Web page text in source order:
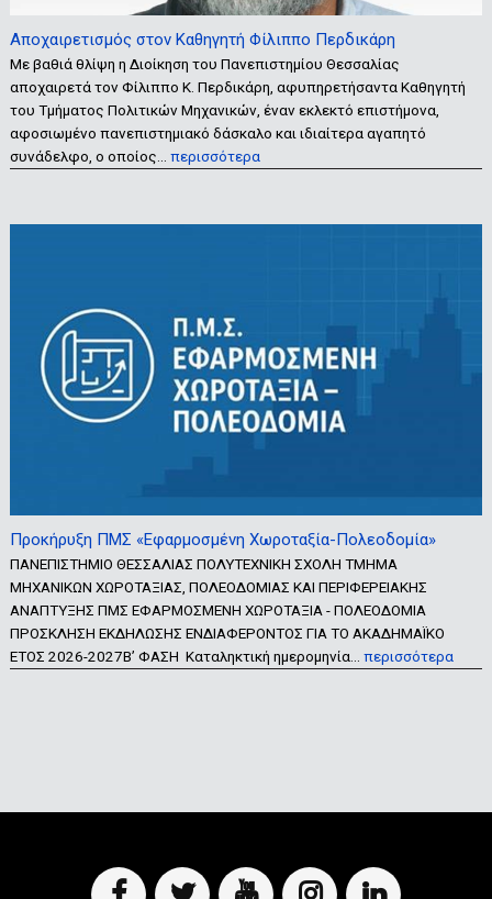
Αποχαιρετισμός στον Καθηγητή Φίλιππο Περδικάρη
Με βαθιά θλίψη η Διοίκηση του Πανεπιστημίου Θεσσαλίας
αποχαιρετά τον Φίλιππο Κ. Περδικάρη, αφυπηρετήσαντα Καθηγητή
του Τμήματος Πολιτικών Μηχανικών, έναν εκλεκτό επιστήμονα,
αφοσιωμένο πανεπιστημιακό δάσκαλο και ιδιαίτερα αγαπητό
συνάδελφο, ο οποίος… περισσότερα
Προκήρυξη ΠΜΣ «Εφαρμοσμένη Χωροταξία-Πολεοδομία»
ΠΑΝΕΠΙΣΤΗΜΙΟ ΘΕΣΣΑΛΙΑΣ ΠΟΛΥΤΕΧΝΙΚΗ ΣΧΟΛΗ ΤΜΗΜΑ
ΜΗΧΑΝΙΚΩΝ ΧΩΡΟΤΑΞΙΑΣ, ΠΟΛΕΟΔΟΜΙΑΣ ΚΑΙ ΠΕΡΙΦΕΡΕΙΑΚΗΣ
ΑΝΑΠΤΥΞΗΣ ΠΜΣ ΕΦΑΡΜΟΣΜΕΝΗ ΧΩΡΟΤΑΞΙΑ - ΠΟΛΕΟΔΟΜΙΑ
ΠΡΟΣΚΛΗΣΗ ΕΚΔΗΛΩΣΗΣ ΕΝΔΙΑΦΕΡΟΝΤΟΣ ΓΙΑ ΤΟ ΑΚΑΔΗΜΑΪΚΟ
ΕΤΟΣ 2026-2027Β’ ΦΑΣΗ Καταληκτική ημερομηνία… περισσότερα